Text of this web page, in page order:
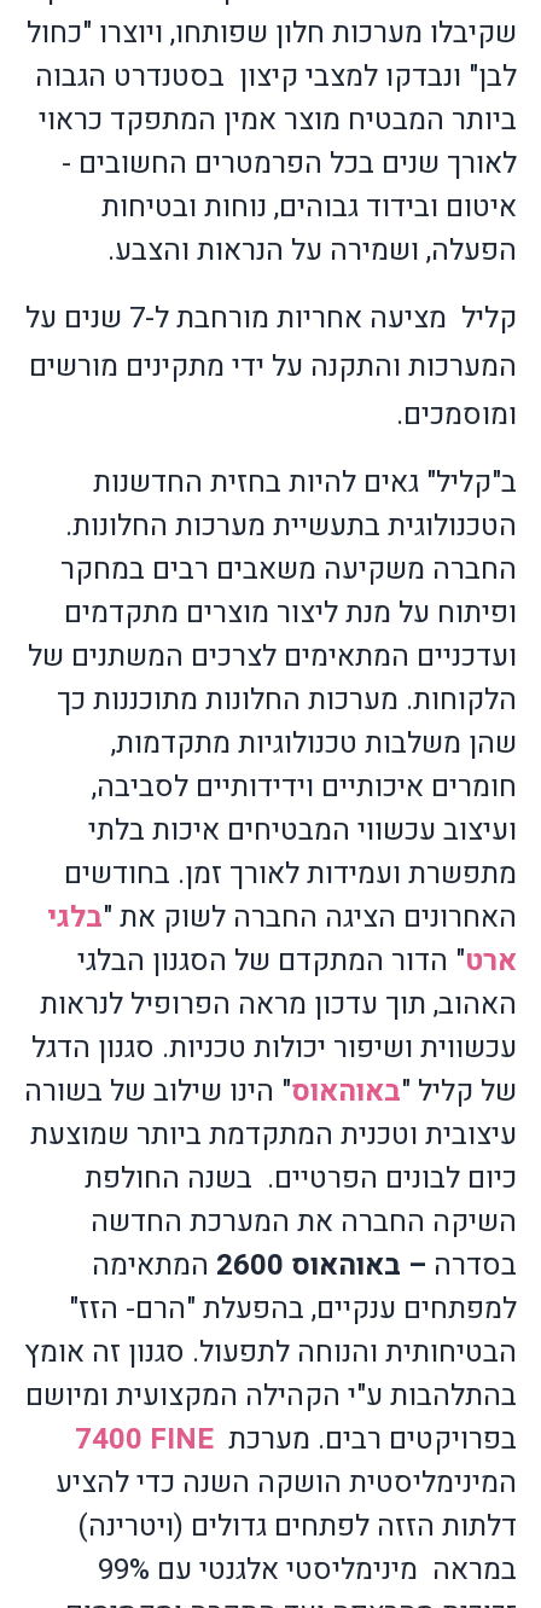
שקיבלו מערכות חלון שפותחו, ויוצרו "כחול
לבן" ונבדקו למצבי קיצון בסטנדרט הגבוה
ביותר המבטיח מוצר אמין המתפקד כראוי
לאורך שנים בכל הפרמטרים החשובים -
איטום ובידוד גבוהים, נוחות ובטיחות
הפעלה, ושמירה על הנראות והצבע.
קליל מציעה
אחריות מורחבת ל-7 שנים על
המערכות והתקנה על ידי מתקינים מורשים
ומוסמכים.
ב"קליל" גאים להיות בחזית החדשנות
הטכנולוגית בתעשיית מערכות החלונות.
החברה משקיעה משאבים רבים במחקר
ופיתוח על מנת ליצור מוצרים מתקדמים
ועדכניים המתאימים לצרכים המשתנים של
הלקוחות. מערכות החלונות מתוכננות כך
שהן משלבות טכנולוגיות מתקדמות,
חומרים איכותיים וידידותיים לסביבה,
ועיצוב עכשווי המבטיחים איכות בלתי
מתפשרת ועמידות לאורך זמן. בחודשים
האחרונים הציגה החברה לשוק את "בלגי
ארט" הדור המתקדם של הסגנון הבלגי
האהוב, תוך עדכון מראה הפרופיל לנראות
עכשווית ושיפור יכולות טכניות. סגנון הדגל
של קליל "באוהאוס" הינו שילוב של בשורה
עיצובית וטכנית המתקדמת ביותר שמוצעת
כיום לבונים הפרטיים. בשנה החולפת
השיקה החברה את המערכת החדשה
בסדרה – באוהאוס 2600
המתאימה
למפתחים ענקיים, בהפעלת "הרם- הזז"
הבטיחותית והנוחה לתפעול. סגנון זה אומץ
בהתלהבות ע"י הקהילה המקצועית ומיושם
בפרויקטים רבים. מערכת FINE
המינימליסטית הושקה השנה כדי להציע
דלתות הזזה לפתחים גדולים (ויטרינה)
במראה
מינימליסטי אלגנטי עם 99%